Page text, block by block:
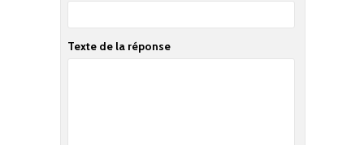
Texte de la réponse